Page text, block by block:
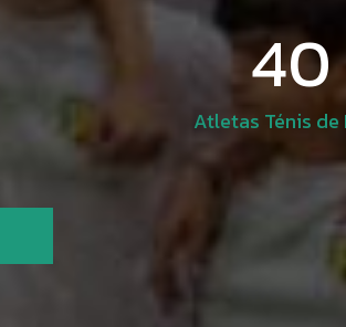
40
Atletas Ténis de